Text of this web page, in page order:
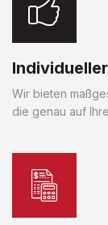
Wir bieten
die genau auf